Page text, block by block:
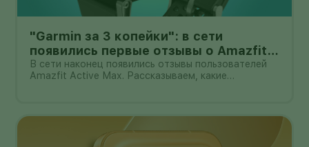
"Garmin за 3 копейки": в сети
появились первые отзывы о Amazfit
Active Max с оффлайн-картами
В сети наконец появились отзывы пользователей
Amazfit Active Max. Рассказываем, какие